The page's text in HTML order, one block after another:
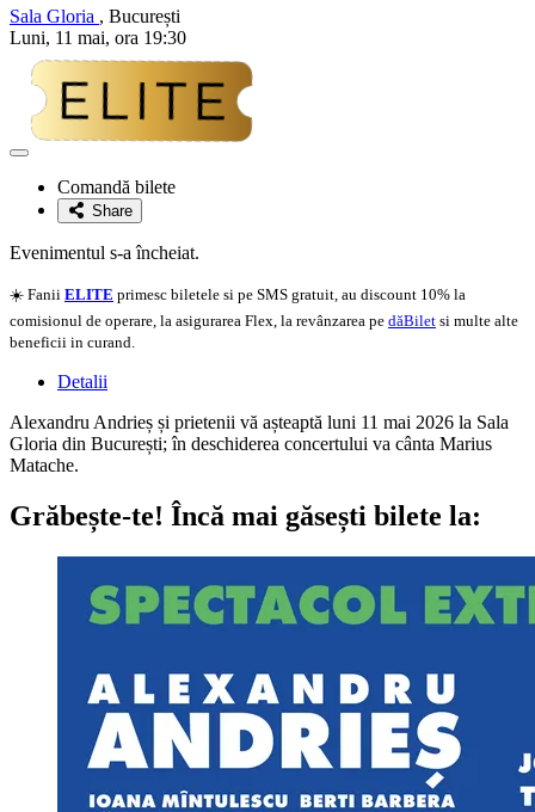
Sala Gloria , București
Luni, 11 mai, ora 19:30
Adaugă
favoriteComandă bilete
Share
Evenimentul s-a încheiat.
☀️ Fanii ELITE primesc biletele si pe SMS gratuit, au discount 10% la
comisionul de operare, la asigurarea Flex, la revânzarea pe dăBilet si multe alte
beneficii in curand.
Detalii
Alexandru Andrieș și prietenii vă așteaptă luni 11 mai 2026 la Sala
Gloria din București; în deschiderea concertului va cânta Marius
Matache.
Grăbește-te! Încă mai găsești bilete la: